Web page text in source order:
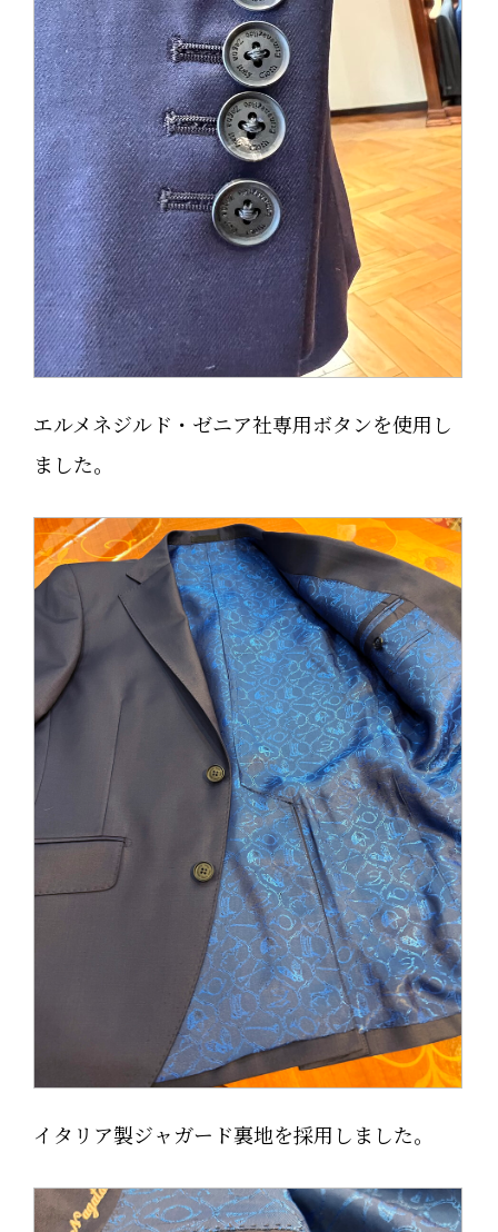
エルメネジルド・ゼニア社専用ボタンを使用し
ました。
イタリア製ジャガード裏地を採用しました。